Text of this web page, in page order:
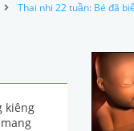
Thai nhi 22 tuần: Bé đã
kiêng